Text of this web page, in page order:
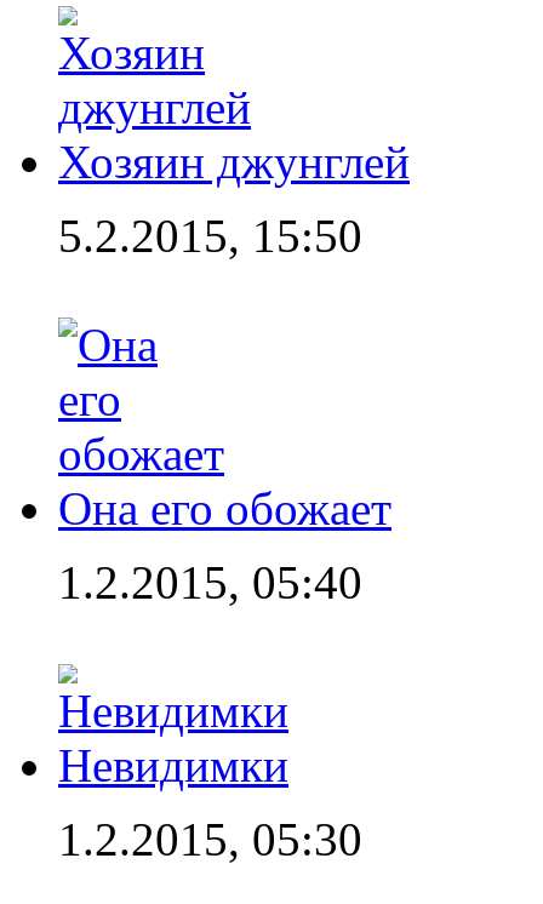
Хозяин джунглей
5.2.2015, 15:50
Она его обожает
1.2.2015, 05:40
Невидимки
1.2.2015, 05:30